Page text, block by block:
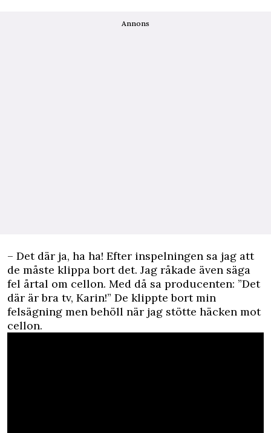
Annons
– Det där ja, ha ha! Efter inspelningen sa jag att
de måste klippa bort det. Jag råkade även säga
fel årtal om cellon. Med då sa producenten: ”Det
där är bra tv, Karin!” De klippte bort min
felsägning men behöll när jag stötte häcken mot
cellon.